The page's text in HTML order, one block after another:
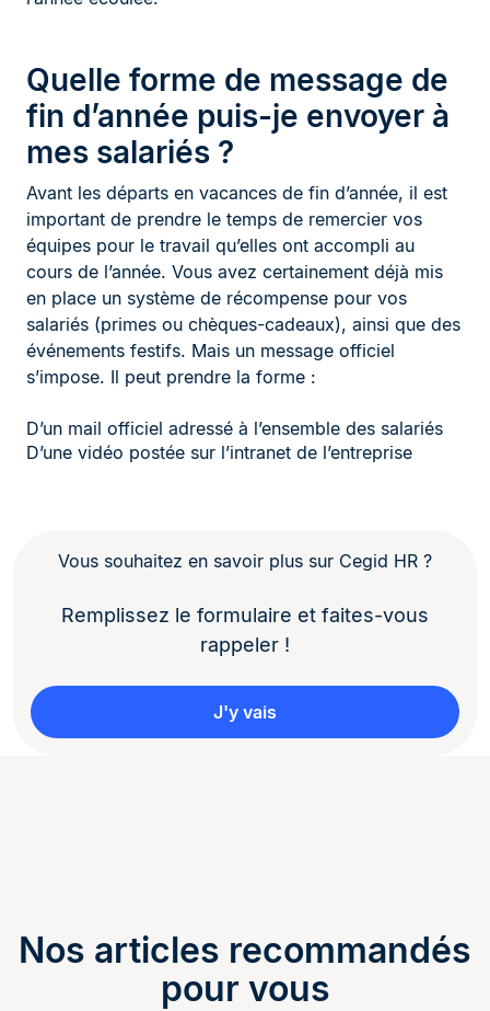
Quelle forme de message de
fin d’année puis-je envoyer à
mes salariés ?
Avant les départs en vacances de fin d’année, il est
important de prendre le temps de remercier vos
équipes pour le travail qu’elles ont accompli au
cours de l’année. Vous avez certainement déjà mis
en place un système de récompense pour vos
salariés (primes ou chèques-cadeaux), ainsi que des
événements festifs. Mais un message officiel
s’impose. Il peut prendre la forme :
D’un mail officiel adressé à l’ensemble des salariés
D’une vidéo postée sur l’intranet de l’entreprise
Vous souhaitez en savoir plus sur Cegid HR ?
Remplissez le formulaire et faites-vous
rappeler !
J'y vais
Nos articles recommandés
pour vous